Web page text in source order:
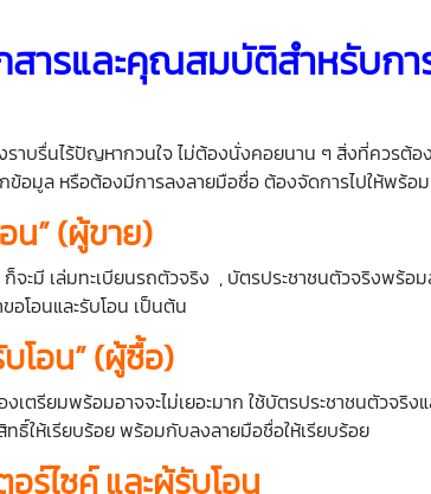
สารและคุณสมบัติสำหรับกา
าบรื่นไร้ปัญหากวนใจ ไม่ต้องนั่งคอยนาน ๆ สิ่งที่ควรต้
มูล หรือต้องมีการลงลายมือชื่อ ต้องจัดการไปให้พร้อม
น” (ผู้ขาย)
จะมี เล่มทะเบียนรถตัวจริง , บัตรประชาชนตัวจริงพร้อ
โอนและรับโอน เป็นต้น
โอน” (ผู้ซื้อ)
เตรียมพร้อมอาจจะไม่เยอะมาก ใช้บัตรประชาชนตัวจริง
ให้เรียบร้อย พร้อมกับลงลายมือชื่อให้เรียบร้อย
อร์ไซค์และผู้รับโอน